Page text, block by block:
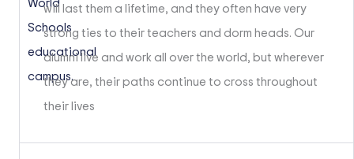
will last them a lifetime, and they often have very
strong ties to their teachers and dorm heads. Our
alumni live and work all over the world, but wherever
they are, their paths continue to cross throughout
their lives